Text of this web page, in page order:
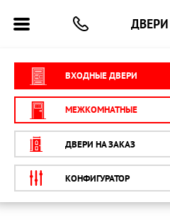
ВХОДНЫЕ ДВЕРИ
МЕЖКОМНАТНЫЕ
ДВЕРИ НА ЗАКАЗ
КОНФИГУРАТОР